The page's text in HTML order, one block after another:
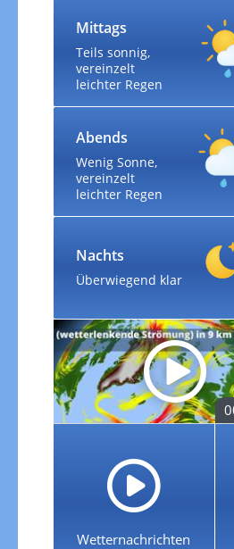
Mittags
Teils sonnig,
vereinzelt
leichter Regen
Abends
Wenig Sonne,
vereinzelt
leichter Regen
Nachts
Überwiegend klar
Wetternachrichten